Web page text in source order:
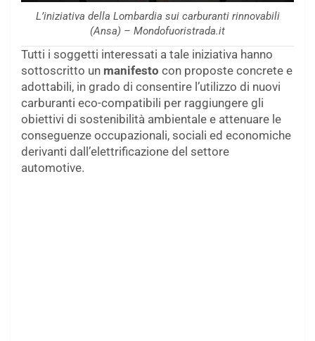
L’iniziativa della Lombardia sui carburanti rinnovabili
(Ansa) – Mondofuoristrada.it
Tutti i soggetti interessati a tale iniziativa hanno
sottoscritto un manifesto con proposte concrete e
adottabili, in grado di consentire l’utilizzo di nuovi
carburanti eco-compatibili per raggiungere gli
obiettivi di sostenibilità ambientale e attenuare le
conseguenze occupazionali, sociali ed economiche
derivanti dall’elettrificazione del settore
automotive.